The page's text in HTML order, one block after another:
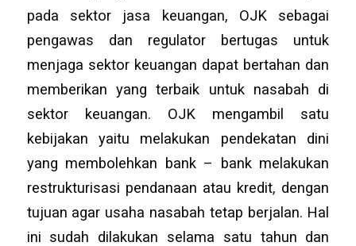
pada sektor jasa keuangan, OJK sebagai
pengawas dan regulator bertugas untuk
menjaga sektor keuangan dapat bertahan dan
memberikan yang terbaik untuk nasabah di
sektor keuangan. OJK mengambil satu
kebijakan yaitu melakukan pendekatan dini
yang membolehkan bank – bank melakukan
restrukturisasi pendanaan atau kredit, dengan
tujuan agar usaha nasabah tetap berjalan. Hal
ini sudah dilakukan selama satu tahun dan